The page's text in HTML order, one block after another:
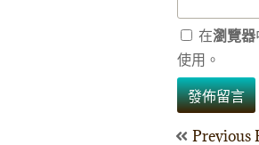
在瀏覽器
使用。
文Previous